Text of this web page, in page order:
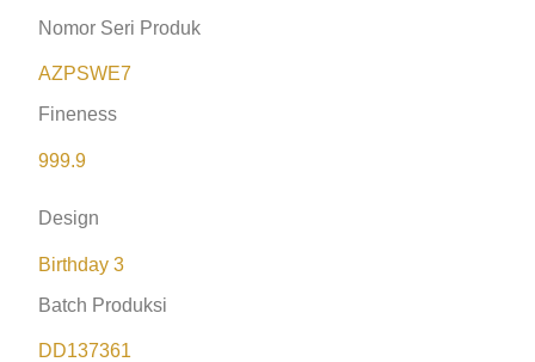
Nomor Seri Produk
AZPSWE7
Fineness
999.9
Design
Birthday 3
Batch Produksi
DD137361